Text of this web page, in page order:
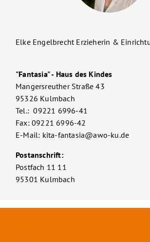
Elke Engelbrecht Erzieherin &
"Fantasia" - Haus des Kindes
Mangersreuther Straße 43
95326 Kulmbach
Tel.: 09221 6996-41
Fax: 09221 6996-42
E-Mail: kita-fantasia@awo-ku.de
Postanschrift:
Postfach 11 11
95301 Kulmbach